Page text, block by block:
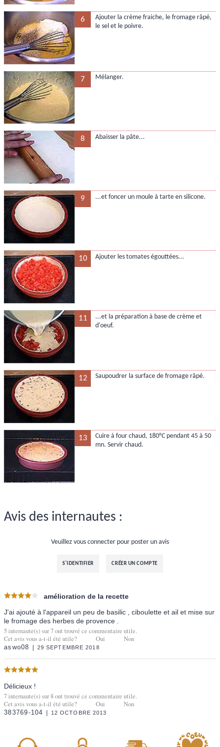
6
Ajouter la crème fraiche, le fromage râpé,
le sel et le poivre.
7 Mélanger.
8 Abaisser la pâte...
9 ...et foncer un moule à tarte en silicone.
10 Ajouter les tomates égouttées...
11
...et la préparation à base de crème et
d'oeuf.
12 Saupoudrer la surface de fromage râpé.
13
Cuire à four chaud, 180°C pendant 45 à 50
mn. Servir chaud.
Avis des internautes :
Veuillez vous connecter pour poster un avis
S'IDENTIFIER CRÉER UN COMPTE
amélioration de la recette
J'ai ajouté à l'appareil un peu de basilic , ciboulette et ail et mise sur
le fromage des herbes de provence .
5internaute(s) sur7ont trouvé ce commentaire utile.
Cet avis vous a-t-il été utile?
Oui Non
aswo08 29 SEPTEMBRE 2018
Délicieux !
7internaute(s) sur 8ont trouvé ce commentaire utile.
Cet avis vous a-t-il été utile?
Oui Non
383769-104 12 OCTOBRE 2013